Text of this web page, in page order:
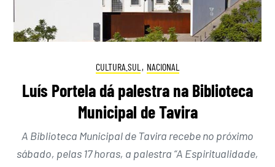
CULTURA.SUL , NACIONAL
Luís Portela dá palestra na Biblioteca
Municipal de Tavira
A Biblioteca Municipal de Tavira recebe no próximo
sábado, pelas 17 horas, a palestra “A Espiritualidade,